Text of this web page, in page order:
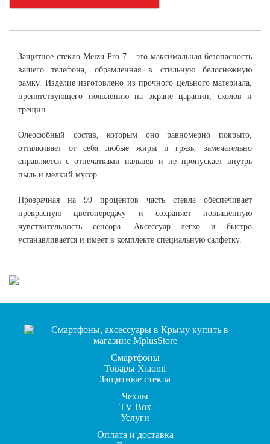
Защитное стекло Meizu Pro 7– это максимальная безопасность
вашего телефона, обрамленная в стильную белоснежную
рамку. Изделие изготовлено из прочного цельного материала,
препятствующего появлению на экране царапин, сколов и
трещин.
Олеофобный состав, которым оно равномерно покрыто,
отталкивает от себя любые жиры и грязь, замечательно
справляется с отпечатками пальцев и не пропускает внутрь
пыль и мелкий мусор.
Прозрачная на 99 процентов часть стекла обеспечивает
прекрасную цветопередачу и сохраняет повышенную
чувствительность сенсора. Аксессуар легко и быстро
устанавливается и имеет в комплекте специальную салфетку.
Смартфоны
Товары Xiaomi
Защитные стекла
Чехлы
TV Box
Услуги
Оплата и доставка